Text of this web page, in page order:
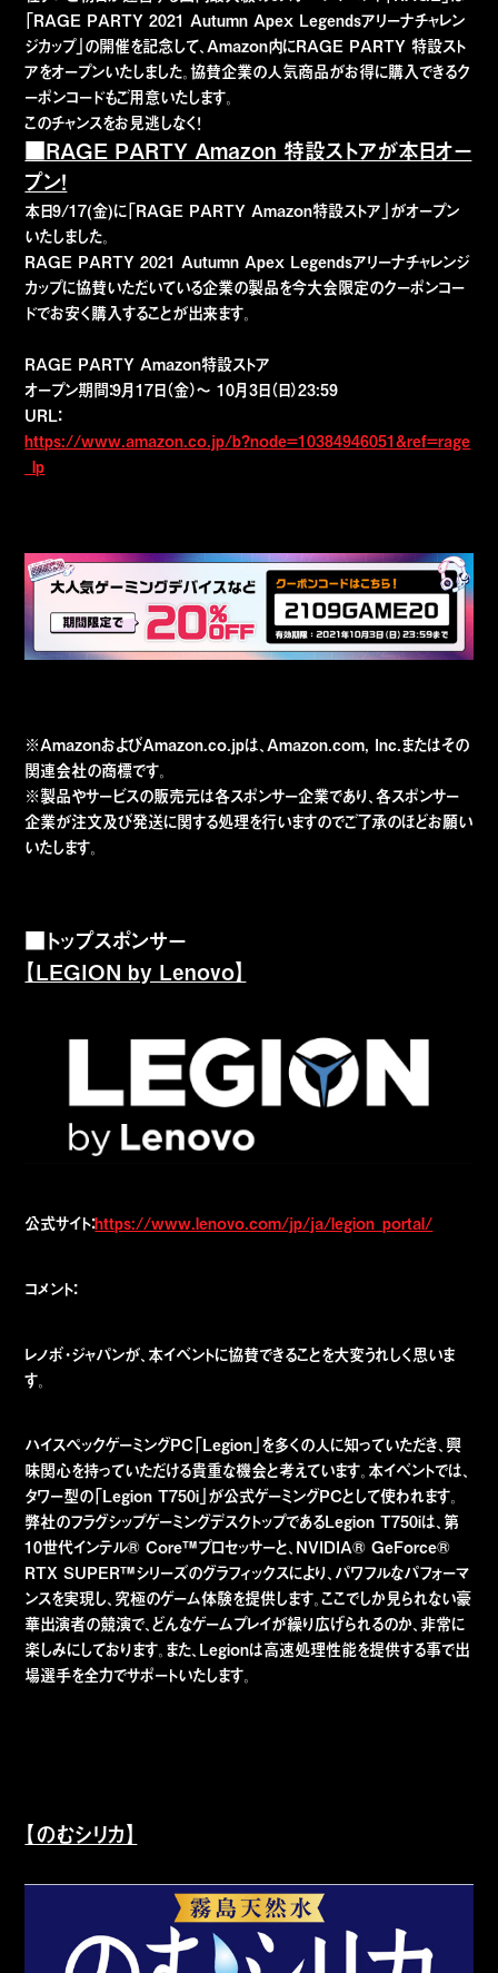
「RAGE PARTY 2021 Autumn Apex Legendsアリーナチャレン
ジカップ」の開催を記念して、Amazon内にRAGE PARTY 特設スト
アをオープンいたしました。協賛企業の人気商品がお得に購入できるク
ーポンコードもご用意いたします。
このチャンスをお見逃しなく！
■RAGE PARTY Amazon 特設ストアが本日オー
プン！
本日9/17(金)に「RAGE PARTY Amazon特設ストア」がオープン
いたしました。
RAGE PARTY 2021 Autumn Apex Legendsアリーナチャレンジ
カップに協賛いただいている企業の製品を今大会限定のクーポンコー
ドでお安く購入することが出来ます。
RAGE PARTY Amazon特設ストア
オープン期間：9月17日（金）～ 10月3日（日）23:59
URL：
https://www.amazon.co.jp/b?node=10384946051&ref=rage
_lp
※AmazonおよびAmazon.co.jpは、Amazon.com, Inc.またはその
関連会社の商標です。
※製品やサービスの販売元は各スポンサー企業であり、各スポンサー
企業が注文及び発送に関する処理を行いますのでご了承のほどお願い
いたします。
■トップスポンサー
【LEGION by Lenovo】
公式サイト：https://www.lenovo.com/jp/ja/legion_portal/
コメント：
レノボ・ジャパンが、本イベントに協賛できることを大変うれしく思いま
す。
ハイスペックゲーミングPC「Legion」を多くの人に知っていただき、興
味関心を持っていただける貴重な機会と考えています。本イベントでは、
タワー型の「Legion T750i」が公式ゲーミングPCとして使われます。
弊社のフラグシップゲーミングデスクトップであるLegion T750iは、第
10世代インテル® Core™プロセッサーと、NVIDIA® GeForce®
RTX SUPER™シリーズのグラフィックスにより、パワフルなパフォーマ
ンスを実現し、究極のゲーム体験を提供します。ここでしか見られない豪
華出演者の競演で、どんなゲームプレイが繰り広げられるのか、非常に
楽しみにしております。また、Legionは高速処理性能を提供する事で出
場選手を全力でサポートいたします。
【のむシリカ】